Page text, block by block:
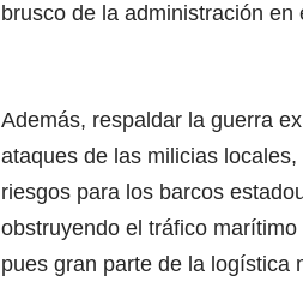
brusco de la administración en
Además, respaldar la guerra
ataques de las milicias
riesgos para los barcos
obstruyendo el tráfico
pues gran parte de la logística